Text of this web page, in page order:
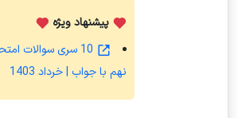
پیشنهاد ویژه
10 سری سوالات
نهم با جواب | خرداد 1403